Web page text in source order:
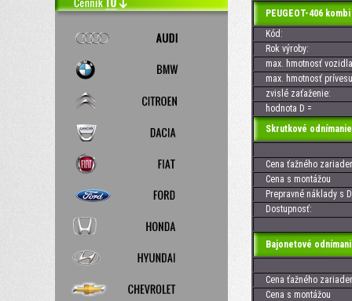
PEUGEOT-406
Kód:
Rok výroby:
max. hmotnosť
max. hmotnosť
zvislé zaťaženie:
hodnota D =
Skrutkové
Cena ťažného
Cena s montážou
Prepravné náklady s
Dostupnosť:
Bajonetové
Cena ťažného
Cena s montážou